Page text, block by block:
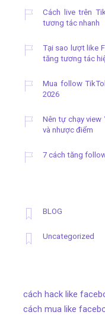
Cách live trên
tương tác nhanh
Tại sao lượt like
tăng tương tác
Mua follow
2026
Nên tự chạy view
và nhược điểm
7 cách tăng
BLOG
Uncategorized
cách hack like
cách mua like